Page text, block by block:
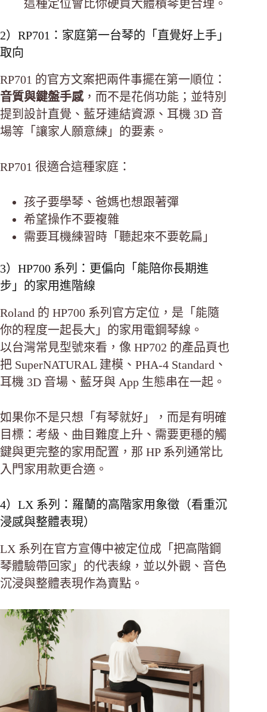
這種定位會比你硬買大體積琴更合理。
2）RP701：家庭第一台琴的「直覺好上手」
取向
RP701 的官方文案把兩件事擺在第一順位：
音質與鍵盤手感，而不是花俏功能；並特別
提到設計直覺、藍牙連結資源、耳機 3D 音
場等「讓家人願意練」的要素。
RP701 很適合這種家庭：
孩子要學琴、爸媽也想跟著彈
希望操作不要複雜
需要耳機練習時「聽起來不要乾扁」
3）HP700 系列：更偏向「能陪你長期進
步」的家用進階線
Roland 的 HP700 系列官方定位，是「能隨
你的程度一起長大」的家用電鋼琴線。
以台灣常見型號來看，像 HP702 的產品頁也
把 SuperNATURAL 建模、PHA-4 Standard、
耳機 3D 音場、藍牙與 App 生態串在一起。
如果你不是只想「有琴就好」，而是有明確
目標：考級、曲目難度上升、需要更穩的觸
鍵與更完整的家用配置，那 HP 系列通常比
入門家用款更合適。
4）LX 系列：羅蘭的高階家用象徵（看重沉
浸感與整體表現）
LX 系列在官方宣傳中被定位成「把高階鋼
琴體驗帶回家」的代表線，並以外觀、音色
沉浸與整體表現作為賣點。